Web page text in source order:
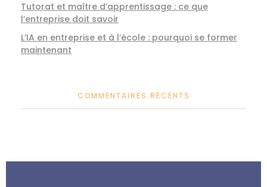
Tutorat et maître d’apprentissage : ce que
l’entreprise doit savoir
L’IA en entreprise et à l’école : pourquoi se former
maintenant
COMMENTAIRES RÉCENTS